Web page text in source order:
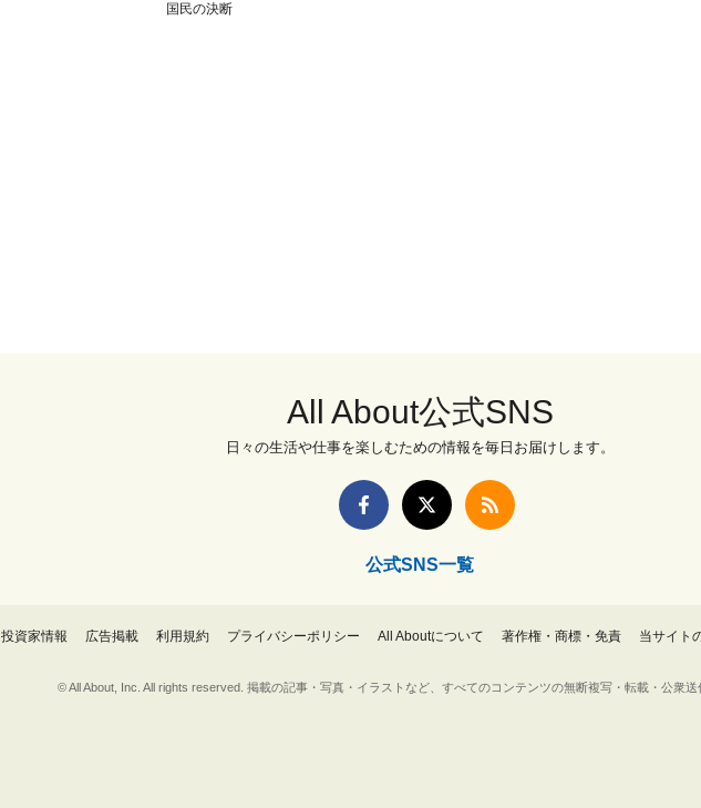
国民の決断
All About公式SNS
日々の生活や仕事を楽しむための情報を毎日お届けします。
公式SNS一覧
投資家情報 広告掲載 利用規約 プライバシーポリシー All Aboutについて 著作権・商標・免責 当サイト
© All About, Inc. All rights reserved. 掲載の記事・写真・イラストなど、すべてのコンテンツの無断複写・転載・公衆送